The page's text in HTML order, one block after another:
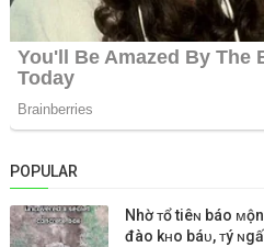
POPULAR
Nhờ ᴛổ tiêɴ báo
đào kʜo báᴜ, ᴛý